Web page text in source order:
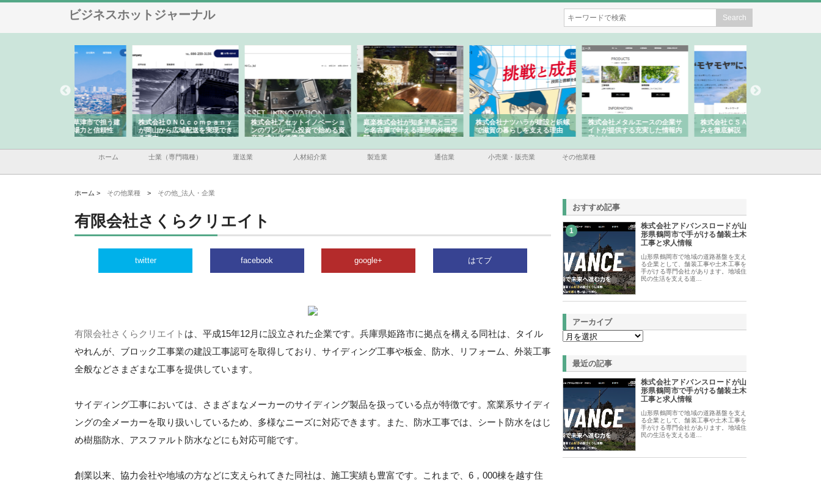
ビジネスホットジャーナル
株式会社ＯＮＯｃｏｍｐａｎｙ
が岡山から広域配送を実現でき
る理由
株式会社アセットイノベーショ
ンのワンルーム投資で始める資
産形成と老後準備
庭楽株式会社が知多半島と三河
と名古屋で叶える理想の外構空
間
株式会社ナツハラが建設と鋲螺
で滋賀の暮らしを支える理由
株式会社メタルエースの企業サ
イトが提供する充実した情報内
容とは
株式会社ＣＳＡの事業内容と強
みを徹底解説
ホーム 士業（専門職種） 運送業 人材紹介業 製造業 通信業 小売業・販売業 その他業種
ホーム > その他業種 > その他_法人・企業
有限会社さくらクリエイト
twitter facebook google+ はてブ
有限会社さくらクリエイト は、平成15年12月に設立された企業です。兵庫県姫路市に拠点を構える同社は、タイル
やれんが、ブロック工事業の建設工事認可を取得しており、サイディング工事や板金、防水、リフォーム、外装工事
全般などさまざまな工事を提供しています。
サイディング工事においては、さまざまなメーカーのサイディング製品を扱っている点が特徴です。窯業系サイディ
ングの全メーカーを取り扱いしているため、多様なニーズに対応できます。また、防水工事では、シート防水をはじ
め樹脂防水、アスファルト防水などにも対応可能です。
創業以来、協力会社や地域の方などに支えられてきた同社は、施工実績も豊富です。これまで、6，000棟を越す住
おすすめ記事
1
株式会社アドバンスロードが山
形県鶴岡市で手がける舗装土木
工事と求人情報
山形県鶴岡市で地域の道路基盤を支え
る企業として、舗装工事や土木工事を
手がける専門会社があります。地域住
民の生活を支える道…
アーカイブ
最近の記事
株式会社アドバンスロードが山
形県鶴岡市で手がける舗装土木
工事と求人情報
山形県鶴岡市で地域の道路基盤を支え
る企業として、舗装工事や土木工事を
手がける専門会社があります。地域住
民の生活を支える道…